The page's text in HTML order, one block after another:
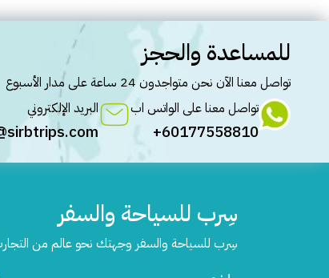
للمساعدة والحجز
تواصل معنا الآن نحن متواجدون 24 ساعة على مدار الأسبوع
تواصل معنا على الواتس اب
60177558810+
البريد الإلكتروني
سِرب للسياحة والسفر
سِرب للسياحة والسفر وجهتك نحو عالم من